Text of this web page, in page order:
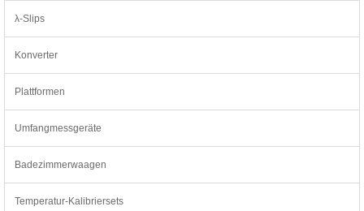
λ-Slips
Konverter
Plattformen
Umfangmessgeräte
Badezimmerwaagen
Temperatur-Kalibriersets